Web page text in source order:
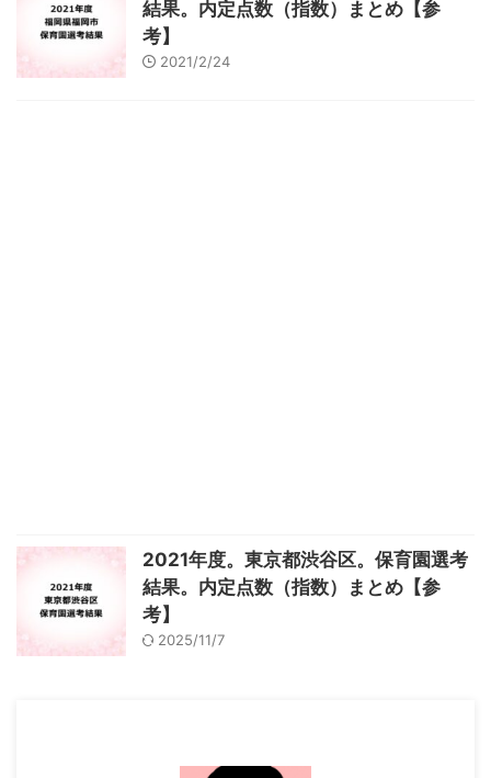
結果。内定点数（指数）まとめ【参
考】
2021/2/24
2021年度。東京都渋谷区。保育園選考
結果。内定点数（指数）まとめ【参
考】
2025/11/7